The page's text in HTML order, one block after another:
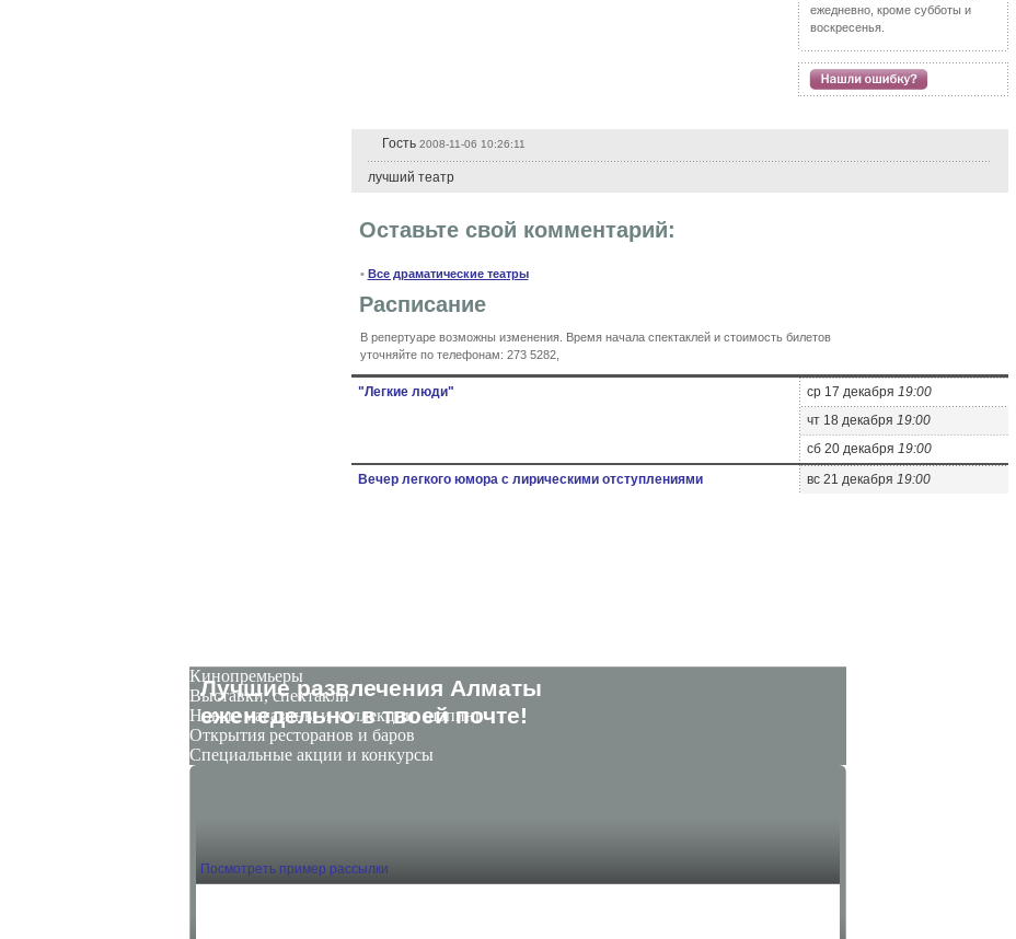
ежедневно, кроме субботы и
воскресенья.
Гость 2008-11-06 10:26:11
лучший театр
Оставьте свой комментарий:
• Все драматические театры
Расписание
В репертуаре возможны изменения. Время начала спектаклей и стоимость билетов
уточняйте по телефонам: 273 5282,
"Легкие люди" ср 17 декабря 19:00
чт 18 декабря 19:00
сб 20 декабря 19:00
Вечер легкого юмора с лирическими отступлениями
вс 21 декабря 19:00
Лучшие развлечения Алматы
eженедельно в твоей почте!
Посмотреть пример рассылки
Кинопремьеры
Выставки, спектакли
Новые магазины и коллекции, шопинг
Открытия ресторанов и баров
Специальные акции и конкурсы